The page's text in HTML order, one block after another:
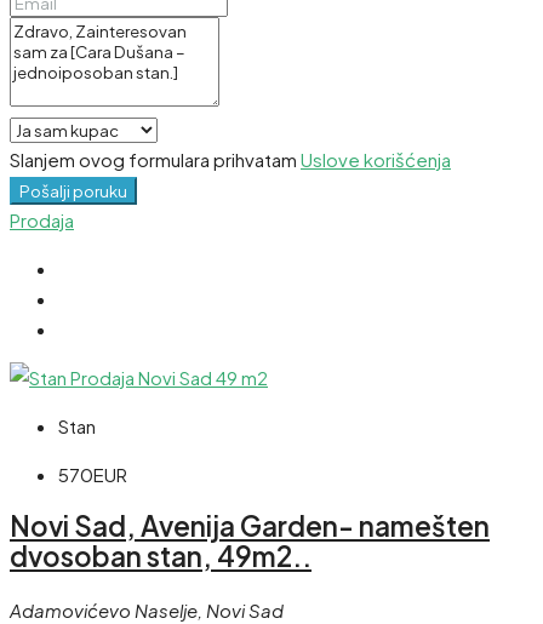
Slanjem ovog formulara prihvatam Uslove korišćenja
Pošalji poruku
Prodaja
Stan
570EUR
Novi Sad, Avenija Garden- namešten
dvosoban stan, 49m2..
Adamovićevo Naselje, Novi Sad